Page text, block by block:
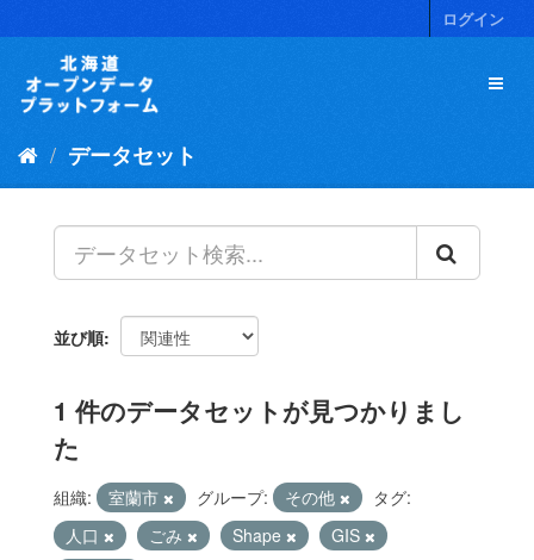
キ
ログイン
データセット
並び順
1 件のデータセットが見つかりまし
た
組織: 室蘭市 グループ: その他
タグ:
人口
ごみ Shape
GIS